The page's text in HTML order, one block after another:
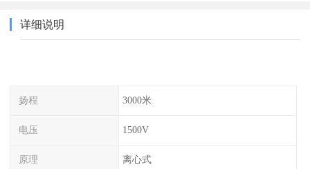
详细说明
扬程 3000米
电压 1500V
原理 离心式